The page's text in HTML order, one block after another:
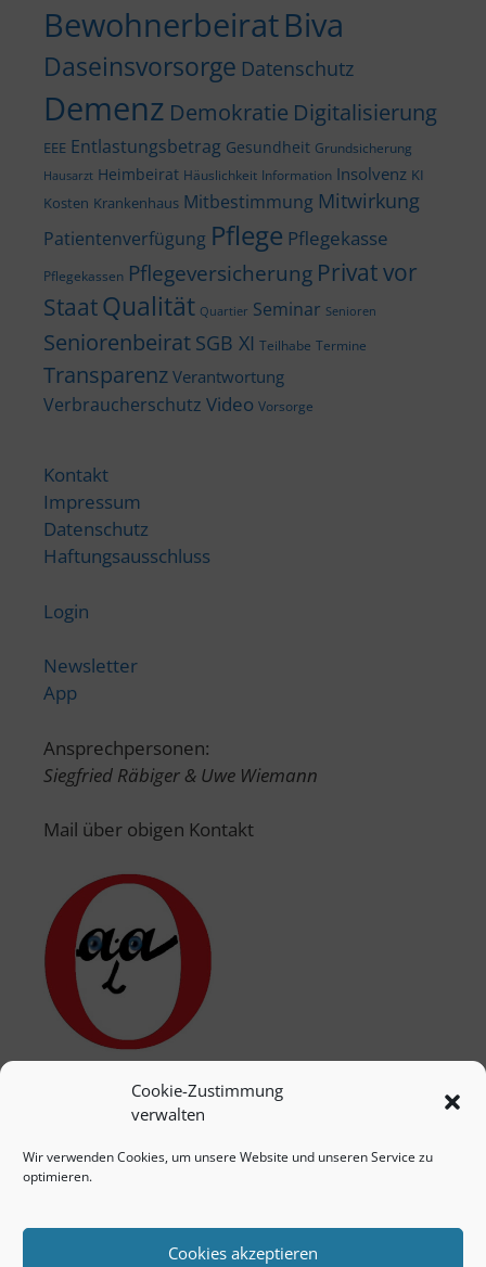
Cookie-Zustimmung
verwalten
Wir verwenden Cookies, um unsere Website und unseren Service zu
optimieren.
Cookies akzeptieren
BewohnerbeiratBiva
Daseinsvorsorge Datenschutz
Demenz Demokratie Digitalisierung
EEE Entlastungsbetrag Gesundheit Grundsicherung
Hausarzt Heimbeirat Häuslichkeit Information Insolvenz KI
Kosten Krankenhaus Mitbestimmung Mitwirkung
Patientenverfügung Pflege Pflegekasse
Pflegekassen Pflegeversicherung Privat vor
StaatQualität Quartier Seminar Senioren
Seniorenbeirat SGB XI Teilhabe Termine
Transparenz Verantwortung
Verbraucherschutz Video Vorsorge
Kontakt
Impressum
Datenschutz
Haftungsausschluss
Login
Newsletter
App
Ansprechpersonen:
Siegfried Räbiger & Uwe Wiemann
Mail über obigen Kontakt